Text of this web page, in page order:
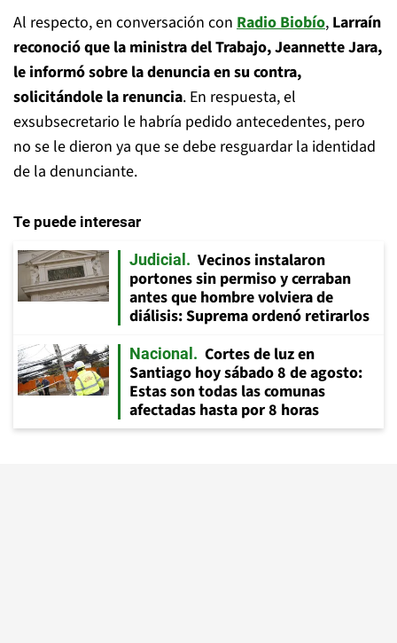
Al respecto, en conversación con Radio Biobío, Larraín
reconoció que la ministra del Trabajo, Jeannette Jara,
le informó sobre la denuncia en su contra,
solicitándole la renuncia. En respuesta, el
exsubsecretario le habría pedido antecedentes, pero
no se le dieron ya que se debe resguardar la identidad
de la denunciante.
Te puede interesar
Judicial
Vecinos instalaron
portones sin permiso y cerraban
antes que hombre volviera de
diálisis: Suprema ordenó retirarlos
Nacional
Cortes de luz en
Santiago hoy sábado 8 de agosto:
Estas son todas las comunas
afectadas hasta por 8 horas